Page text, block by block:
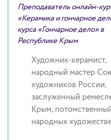
Преподаватель онлайн-
«Керамика и гончарное
курса «Гончарное дело» в
Республике Крым
Художник-керамист,
народный мастер
художников России,
заслуженный
Крым,
народных